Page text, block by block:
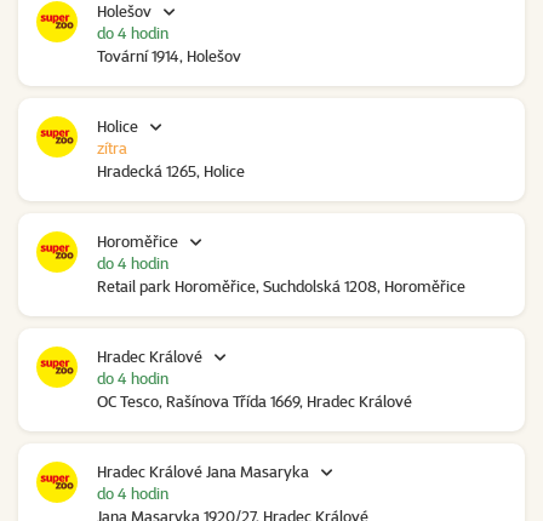
Holešov
Tovární 1914, Holešov
do 4 hodin
Holice
Hradecká 1265, Holice
zítra
Horoměřice
Retail park Horoměřice, Suchdolská 1208, Horoměřice
do 4 hodin
Hradec Králové
OC Tesco, Rašínova Třída 1669, Hradec Králové
do 4 hodin
Hradec Králové Jana Masaryka
Jana Masaryka 1920/27, Hradec Králové
do 4 hodin